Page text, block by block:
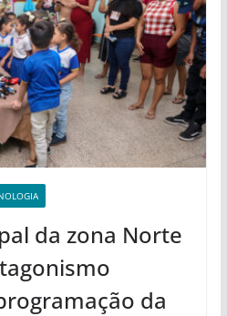
da zona Norte
da